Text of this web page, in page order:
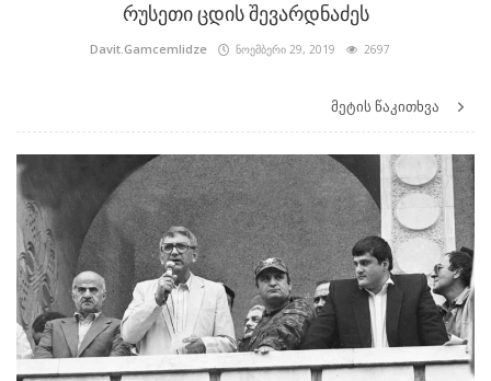
რუსეთი ცდის შევარდნაძეს
Davit.Gamcemlidze ნოემბერი 29, 2019 2697
მეტის წაკითხვა